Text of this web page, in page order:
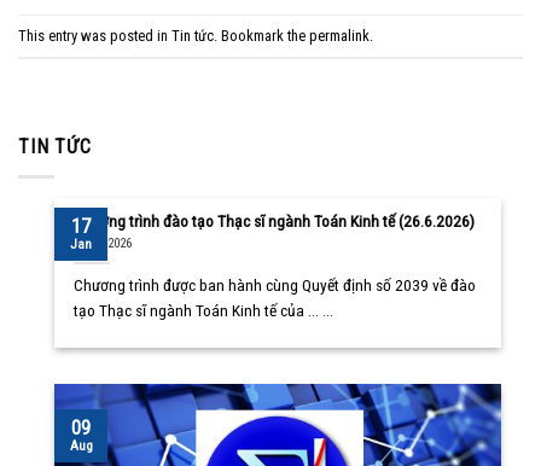
This entry was posted in Tin tức . Bookmark the permalink
TIN TỨC
Chương trình đào tạo Thạc sĩ ngành Toán Kinh tế (26.6.2026)
10/08/2026
Chương trình được ban hành cùng Quyết định số 2039 về đào
tạo Thạc sĩ ngành Toán Kinh tế của ... ...
17
Jan
09
Aug